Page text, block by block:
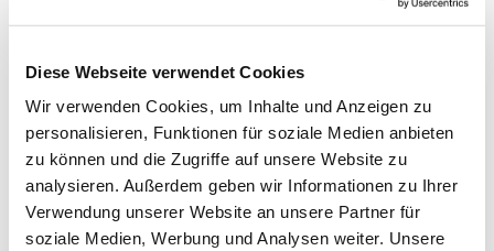
Diese Webseite verwendet Cookies
Wir verwenden Cookies, um Inhalte und Anzeigen zu
personalisieren, Funktionen für soziale Medien anbieten
zu können und die Zugriffe auf unsere Website zu
analysieren. Außerdem geben wir Informationen zu Ihrer
Verwendung unserer Website an unsere Partner für
soziale Medien, Werbung und Analysen weiter. Unsere